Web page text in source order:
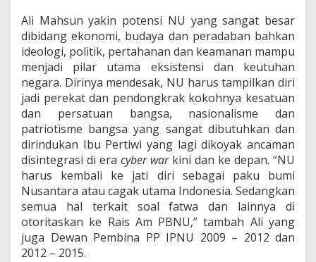
Ali Mahsun yakin potensi NU yang sangat besar
dibidang ekonomi, budaya dan peradaban bahkan
ideologi, politik, pertahanan dan keamanan mampu
menjadi pilar utama eksistensi dan keutuhan
negara. Dirinya mendesak, NU harus tampilkan diri
jadi perekat dan pendongkrak kokohnya kesatuan
dan persatuan bangsa, nasionalisme dan
patriotisme bangsa yang sangat dibutuhkan dan
dirindukan Ibu Pertiwi yang lagi dikoyak ancaman
disintegrasi di era cyber warkini dan ke depan. “NU
harus kembali ke jati diri sebagai paku bumi
Nusantara atau cagak utama Indonesia. Sedangkan
semua hal terkait soal fatwa dan lainnya di
otoritaskan ke Rais Am PBNU,” tambah Ali yang
juga Dewan Pembina PP IPNU 2009 – 2012 dan
2012 – 2015.